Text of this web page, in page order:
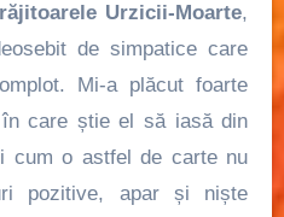
Urzicii-Moarte,
de simpatice care
Mi-a plăcut foarte
care știe el să iasă din
cum o astfel de carte nu
pozitive, apar și niște